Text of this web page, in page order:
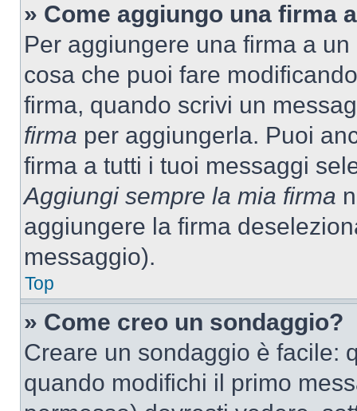
» Come aggiungo una firma
Per aggiungere una firma a
cosa che puoi fare
firma, quando scrivi un
firma per aggiungerla. Puoi
firma a tutti i tuoi messaggi
Aggiungi sempre la mia firma
aggiungere la firma
messaggio).
Top
» Come creo un sondaggio?
Creare un sondaggio è facile:
quando modifichi il primo